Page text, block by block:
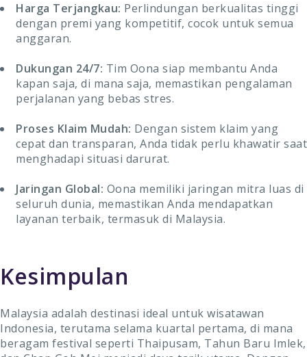
Harga Terjangkau: Perlindungan berkualitas tinggi
dengan premi yang kompetitif, cocok untuk semua
anggaran.
Dukungan 24/7: Tim Oona siap membantu Anda
kapan saja, di mana saja, memastikan pengalaman
perjalanan yang bebas stres.
Proses Klaim Mudah: Dengan sistem klaim yang
cepat dan transparan, Anda tidak perlu khawatir saat
menghadapi situasi darurat.
Jaringan Global: Oona memiliki jaringan mitra luas di
seluruh dunia, memastikan Anda mendapatkan
layanan terbaik, termasuk di Malaysia.
Kesimpulan
Malaysia adalah destinasi ideal untuk wisatawan
Indonesia, terutama selama kuartal pertama, di mana
beragam festival seperti Thaipusam, Tahun Baru Imlek,